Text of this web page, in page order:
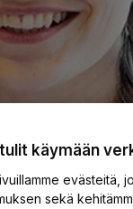
käymään
evästeitä,
sekä